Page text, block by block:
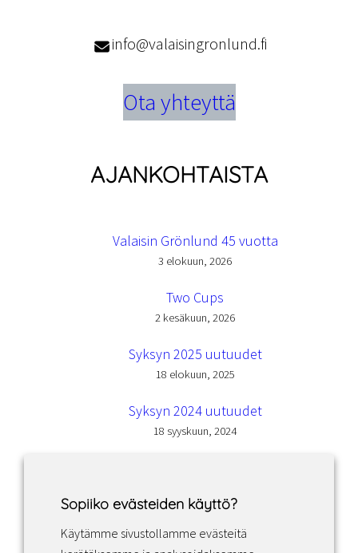
info@valaisingronlund.fi
Ota yhteyttä
AJANKOHTAISTA
Valaisin Grönlund 45 vuotta
3 elokuun, 2026
Two Cups
2 kesäkuun, 2026
Syksyn 2025 uutuudet
18 elokuun, 2025
Syksyn 2024 uutuudet
18 syyskuun, 2024
Facebook Instagram LinkedIn
Sopiiko evästeiden käyttö?
Käytämme sivustollamme evästeitä